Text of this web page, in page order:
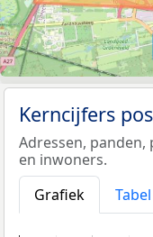
Kerncijfers
Adressen,
en inwoners.
Grafiek
Tabel